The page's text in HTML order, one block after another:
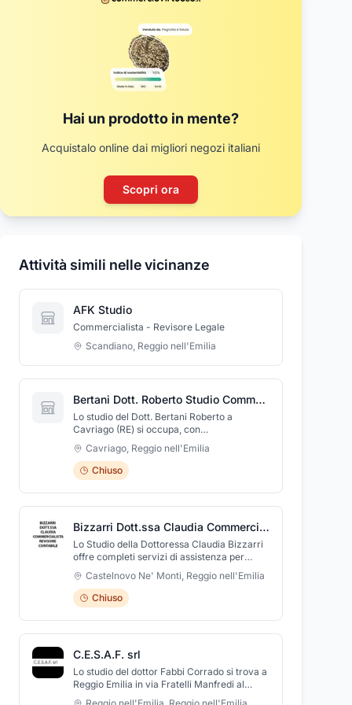
Hai un prodotto in mente?
Acquistalo online dai migliori negozi italiani
Scopri ora
Attività simili nelle vicinanze
AFK Studio
Commercialista - Revisore Legale
Scandiano, Reggio nell'Emilia
Bertani Dott. Roberto Studio Commercialista
Lo studio del Dott. Bertani Roberto a
Cavriago (RE) si occupa, con
professionalità, di offrire consulenze
specializzate di vario genere, tra cui
consulenza finanziaria, legale e consulenza
per investimenti. Si occupa, inoltre, di affari
ed economia, con un servizio di consulenza
fiscale, elaborazione buste paga e
Cavriago, Reggio nell'Emilia
Chiuso
Bizzarri Dott.ssa Claudia Commercialista - Revisore Contabile
Lo Studio della Dottoressa Claudia Bizzarri
offre completi servizi di assistenza per
l'apertura di attività d'impresa e di lavoro
autonomo, occupandosi di dichiarazioni
fiscali, di contabilità semplificata ed
ordinaria, della consulenza in materia di
lavoro. Si occupa inoltre
dell'amministrazione di aziende, del
effettua professionali analisi di bilancio. Lo
studio è a disposizione per servizi di
assistenza fiscale e consulenza anche per
Castelnovo Ne' Monti, Reggio nell'Emilia
Chiuso
C.E.S.A.F. srl
Lo studio del dottor Fabbi Corrado si trova a
Reggio Emilia in via Fratelli Manfredi al
civico n° 4. Presso lo studio il dottor Fabbi